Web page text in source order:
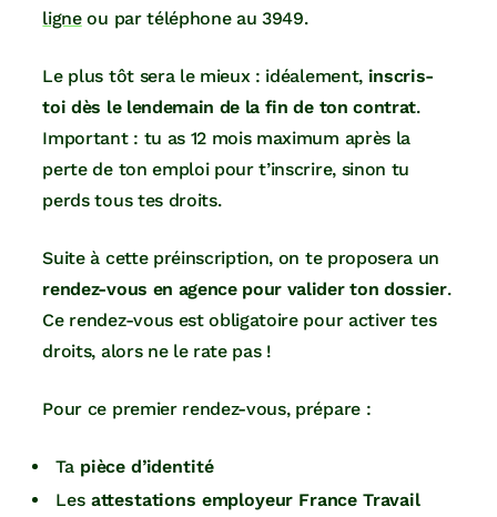
ligneou par téléphone au 3949.
Le plus tôt sera le mieux : idéalement, inscris-
toi dès le lendemain de la fin de ton contrat.
Important : tu as 12 mois maximum après la
perte de ton emploi pour t’inscrire, sinon tu
perds tous tes droits.
Suite à cette préinscription, on te proposera un
rendez-vous en agence pour valider ton dossier.
Ce rendez-vous est obligatoire pour activer tes
droits, alors ne le rate pas !
Pour ce premier rendez-vous, prépare :
Ta pièce d’identité
Les attestations employeur France Travail